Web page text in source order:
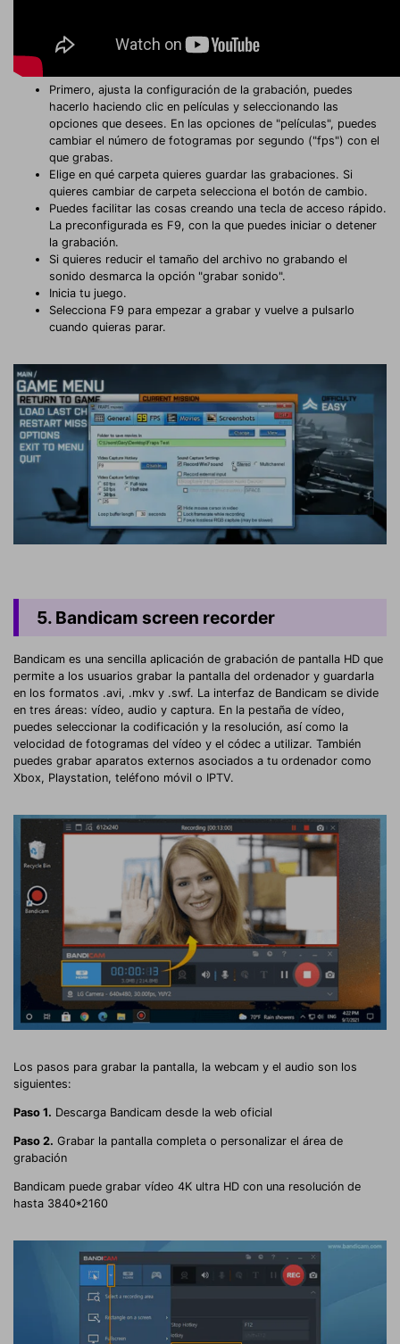
Primero, ajusta la configuración de la grabación, puedes
hacerlo haciendo clic en películas y seleccionando las
opciones que desees. En las opciones de "películas", puedes
cambiar el número de fotogramas por segundo ("fps") con el
que grabas.
Elige en qué carpeta quieres guardar las grabaciones. Si
quieres cambiar de carpeta selecciona el botón de cambio.
Puedes facilitar las cosas creando una tecla de acceso rápido.
La preconfigurada es F9, con la que puedes iniciar o detener
la grabación.
Si quieres reducir el tamaño del archivo no grabando el
sonido desmarca la opción "grabar sonido".
Inicia tu juego.
Selecciona F9 para empezar a grabar y vuelve a pulsarlo
cuando quieras parar.
5. Bandicam screen recorder
Bandicam es una sencilla aplicación de grabación de pantalla HD que
permite a los usuarios grabar la pantalla del ordenador y guardarla
en los formatos .avi, .mkv y .swf. La interfaz de Bandicam se divide
en tres áreas: vídeo, audio y captura. En la pestaña de vídeo,
puedes seleccionar la codificación y la resolución, así como la
velocidad de fotogramas del vídeo y el códec a utilizar. También
puedes grabar aparatos externos asociados a tu ordenador como
Xbox, Playstation, teléfono móvil o IPTV.
Los pasos para grabar la pantalla, la webcam y el audio son los
siguientes:
Paso 1. Descarga Bandicam desde la web oficial
Paso 2. Grabar la pantalla completa o personalizar el área de
grabación
Bandicam puede grabar vídeo 4K ultra HD con una resolución de
hasta 3840*2160